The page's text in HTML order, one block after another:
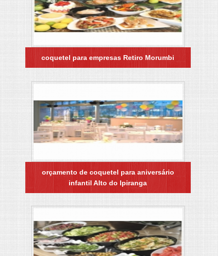
coquetel para empresas Retiro Morumbi
orçamento de coquetel para aniversário
infantil Alto do Ipiranga